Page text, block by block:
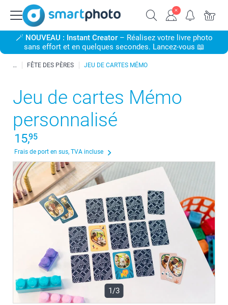
🪄 NOUVEAU : Instant Creator– Réalisez votre livre photo
sans effort et en quelques secondes. Lancez-vous 📖
FÊTE DES PÈRES JEU DE CARTES MÉMO
Jeu de cartes Mémo
personnalisé
15,95
Frais de port en sus, TVA incluse
1/3